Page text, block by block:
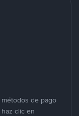
de pago
clic en